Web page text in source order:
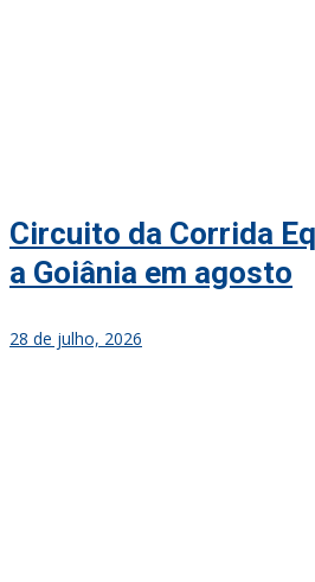
Circuito da Corrida
a Goiânia em agosto
28 de julho, 2026